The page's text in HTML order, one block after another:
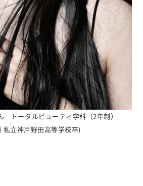
ータルビューティ学科（2年制）
私立神戸野田高等学校卒)